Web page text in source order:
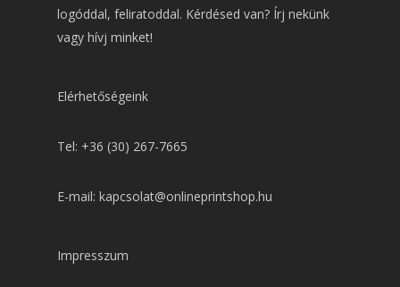
logóddal, feliratoddal. Kérdésed van? Írj nekünk
vagy hívj minket!
Elérhetőségeink
Tel: +36 (30) 267-7665
E-mail: kapcsolat@onlineprintshop.hu
Impresszum